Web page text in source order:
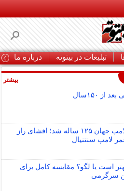
تبلیغات در بیتوته درباره ما
۱۵۰سال
قدیمی‌ترین لامپ جهان ۱۲۵ ساله شد؛ افشای راز
لامپ سنتنیال
است یا لگو؟ مقایسه کامل برای
سرگرمی
بیشتر